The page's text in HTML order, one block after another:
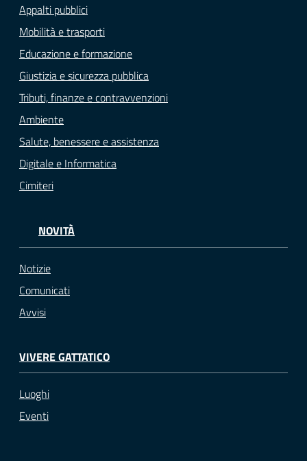
Appalti pubblici
Mobilità e trasporti
Educazione e formazione
Giustizia e sicurezza pubblica
Tributi, finanze e contravvenzioni
Ambiente
Salute, benessere e assistenza
Digitale e Informatica
Cimiteri
NOVITÀ
Notizie
Comunicati
Avvisi
VIVERE GATTATICO
Luoghi
Eventi